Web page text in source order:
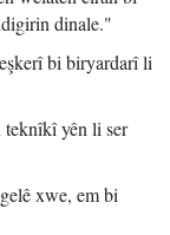
dinale."
bi biryardarî li
yên li ser
xwe, em bi